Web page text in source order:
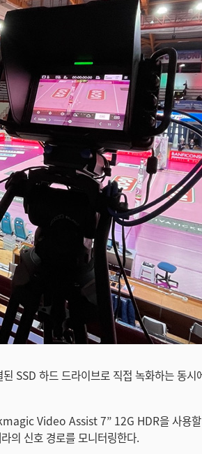
SSD 하드 드라이브로 직접 녹화하는 동시
Video Assist 7” 12G HDR을 사용
의 신호 경로를 모니터링한다.